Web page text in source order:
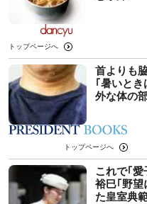
トップページへ
首よりも
｢暑いと
外な体の
トップページへ
これで｢
裕巳｢野望
た皇室典